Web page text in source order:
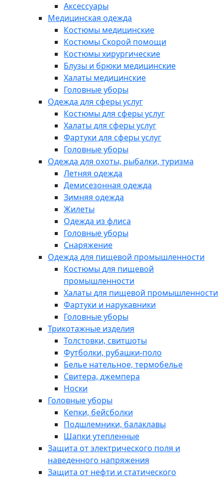
Аксессуары
Медицинская одежда
Костюмы медицинские
Костюмы Скорой помощи
Костюмы хирургические
Блузы и брюки медицинские
Халаты медицинские
Головные уборы
Одежда для сферы услуг
Костюмы для сферы услуг
Халаты для сферы услуг
Фартуки для сферы услуг
Головные уборы
Одежда для охоты, рыбалки, туризма
Летняя одежда
Демисезонная одежда
Зимняя одежда
Жилеты
Одежда из флиса
Головные уборы
Снаряжение
Одежда для пищевой промышленности
Костюмы для пищевой
промышленности
Халаты для пищевой промышленности
Фартуки и нарукавники
Головные уборы
Трикотажные изделия
Толстовки, свитшоты
Футболки, рубашки-поло
Белье нательное, термобелье
Свитера, джемпера
Носки
Головные уборы
Кепки, бейсболки
Подшлемники, балаклавы
Шапки утепленные
Защита от электрического поля и
наведенного напряжения
Защита от нефти и статического